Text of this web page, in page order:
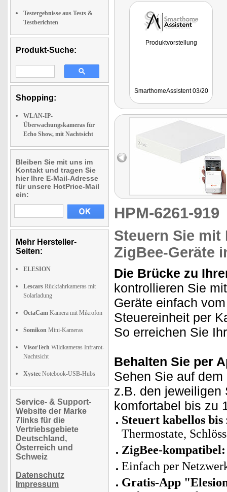
Testergebnisse aus Tests &
Testberichten
Produkt-Suche:
Shopping:
WLAN-IP-
Überwachungskameras für
Echo Show, mit Nachtsicht
Bleiben Sie mit uns im
Kontakt und tragen Sie
hier Ihre E-Mail-Adresse
für unsere HotPrice-Mail
ein:
Mehr Hersteller-
Seiten:
ELESION
Lescars Rückfahrkameras mit
Solarladung
OctaCam Kamera mit Mikrofon
Somikon Mini-Kameras
VisorTech Wildkameras Infrarot-
Nachtsicht
Xystec Notebook-USB-Hubs
Service- & Support-
Website der Marke
7links für die
Vertriebsgebiete
Deutschland,
Österreich und
Schweiz
Datenschutz
Impressum
Produktvorstellung
SmarthomeAssistent 03/20
HPM-6261-
Steuern Sie
ZigBee-Geräte
Die Brücke zu
kontrollieren Sie
Geräte einfach
Steuereinheit per
So erreichen Sie
Behalten Sie per
Sehen Sie auf
z.B. den jeweiligen
komfortabel bis zu
Steuert kabellos
Thermostate,
ZigBee-kompatibel:
Einfach per
Gratis-App